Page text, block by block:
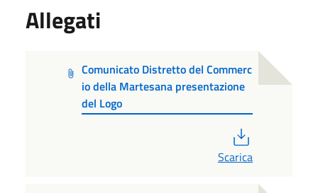
Allegati
Comunicato Distretto del Commerc
io della Martesana presentazione
del Logo
Scarica